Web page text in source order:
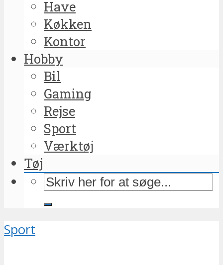
Have
Køkken
Kontor
Hobby
Bil
Gaming
Rejse
Sport
Værktøj
Tøj
Sport